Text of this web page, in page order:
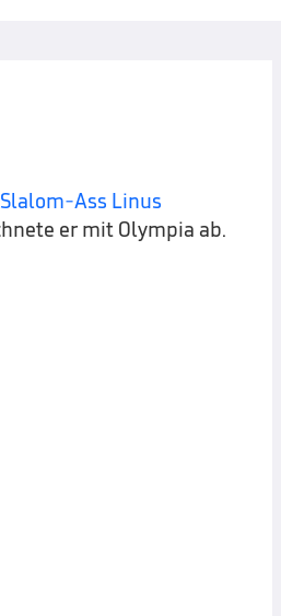
Slalom-Ass Linus
er mit Olympia ab.